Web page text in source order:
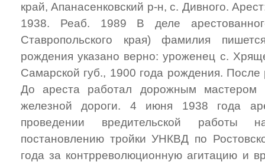
край, Апанасенковский р-н, с. Дивного.
1938. Реаб. 1989 В деле
Ставропольского края) фамилия
рождения указано верно: уроженец с.
Самарской губ., 1900 года рождения.
До ареста работал дорожным мастером
железной дороги. 4 июня 1938 года
проведении вредительской работы
постановлению тройки УНКВД по
года за контрреволюционную агитацию и